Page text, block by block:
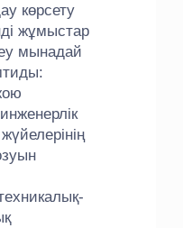
көрсету
жұмыстар
мынадай